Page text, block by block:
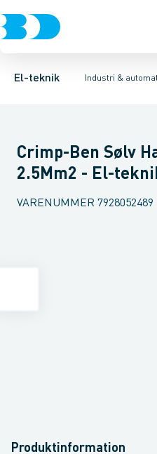
El-teknik Industri &
Afbrydere, stikkontakter &
Industristiksystemer
Kapsling for industristik
Crimp-Ben Sølv
2.5Mm2 - El-
VARENUMMER 7928052489
Produktinformation